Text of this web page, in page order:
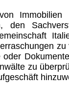
den
oder
zu